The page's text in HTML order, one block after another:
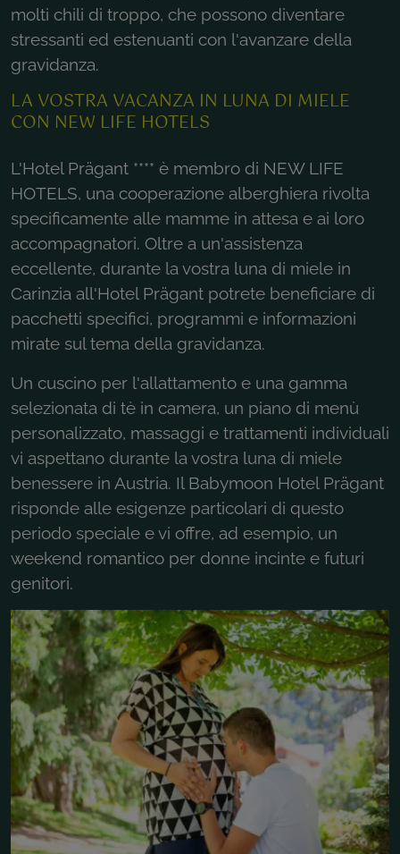
molti chili di troppo, che possono diventare
stressanti ed estenuanti con l'avanzare della
gravidanza.
LA VOSTRA VACANZA IN LUNA DI MIELE
CON NEW LIFE HOTELS
L'Hotel Prägant **** è membro di NEW LIFE
HOTELS, una cooperazione alberghiera rivolta
specificamente alle mamme in attesa e ai loro
accompagnatori. Oltre a un'assistenza
eccellente, durante la vostra luna di miele in
Carinzia all'Hotel Prägant potrete beneficiare di
pacchetti specifici, programmi e informazioni
mirate sul tema della gravidanza.
Un cuscino per l'allattamento e una gamma
selezionata di tè in camera, un piano di menù
personalizzato, massaggi e trattamenti individuali
vi aspettano durante la vostra luna di miele
benessere in Austria. Il Babymoon Hotel Prägant
risponde alle esigenze particolari di questo
periodo speciale e vi offre, ad esempio, un
weekend romantico per donne incinte e futuri
genitori.